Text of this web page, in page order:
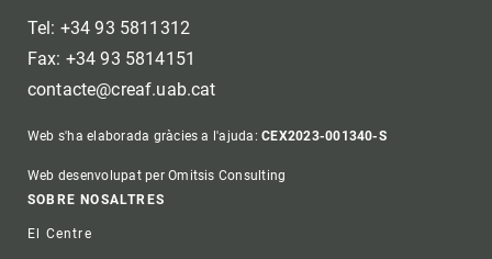
Tel: +34 93 5811312
Fax: +34 93 5814151
contacte@creaf.uab.cat
Web s'ha elaborada gràcies a l'ajuda:CEX2023-001340-S
Web desenvolupat per Omitsis Consulting
Footer
SOBRE NOSALTRES
El Centre